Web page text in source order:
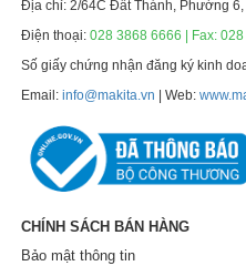
Địa chỉ: 2/64C Đất Thánh, Phường
Điện thoại:028 3868 6666 | Fax:
Số giấy chứng nhận đăng ký kinh
Email:info@makita.vn | Web:
CHÍNH SÁCH BÁN HÀNG
Bảo mật thông tin